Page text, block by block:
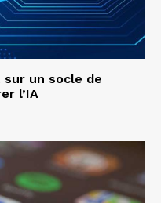
un socle de
l’IA